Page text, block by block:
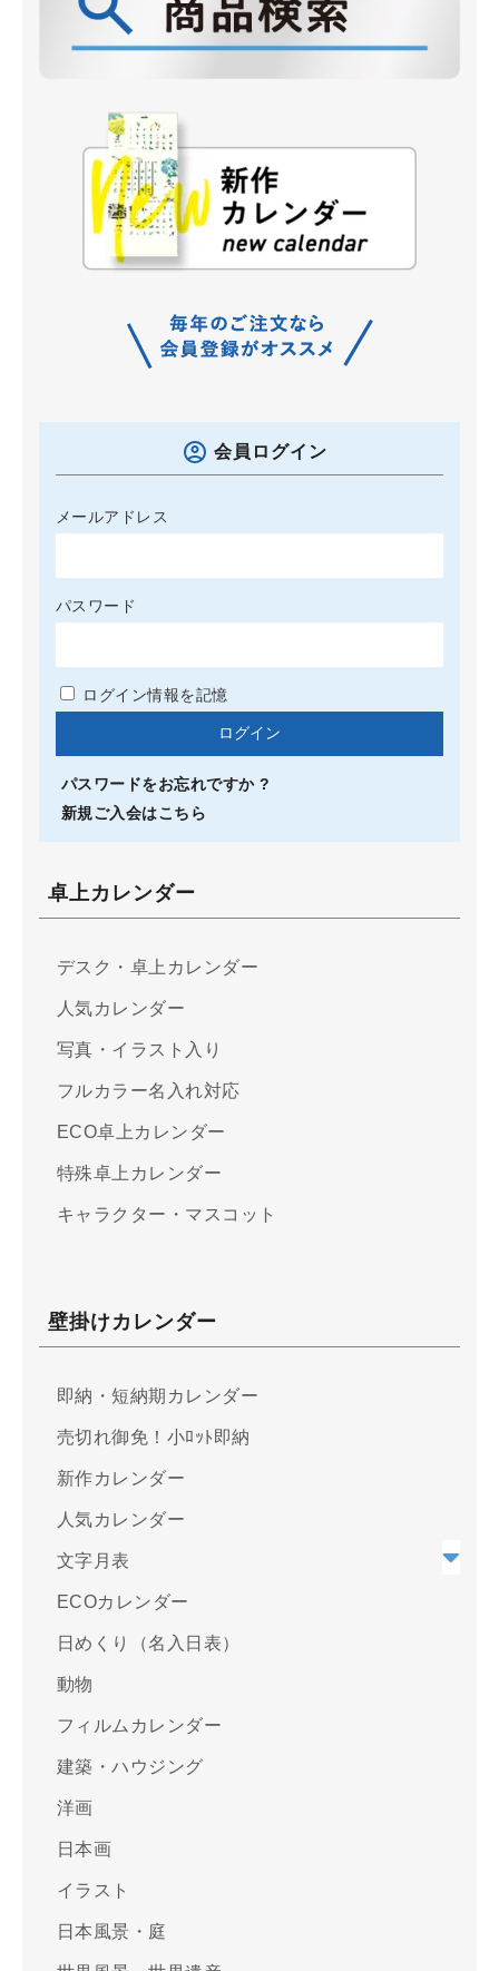
会員ログイン
メールアドレス
パスワード
ログイン情報を記憶
パスワードをお忘れですか ?
新規ご入会はこちら
卓上カレンダー
デスク・卓上カレンダー
人気カレンダー
写真・イラスト入り
フルカラー名入れ対応
ECO卓上カレンダー
特殊卓上カレンダー
キャラクター・マスコット
壁掛けカレンダー
即納・短納期カレンダー
売切れ御免！小ﾛｯﾄ即納
新作カレンダー
人気カレンダー
文字月表
ECOカレンダー
日めくり（名入日表）
動物
フィルムカレンダー
建築・ハウジング
洋画
日本画
イラスト
日本風景・庭